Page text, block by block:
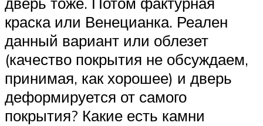
краска или Венецианка. Реален
данный вариант или облезет
(качество покрытия не обсуждаем,
принимая, как хорошее) и дверь
деформируется от самого
покрытия? Какие есть камни